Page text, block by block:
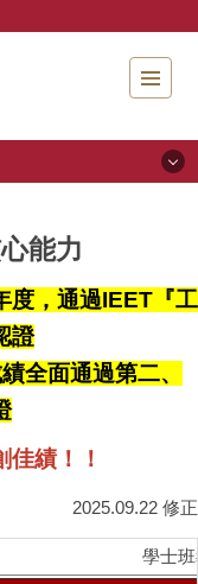
能力
度，通過IEET『工
證
全面通過第二、
績！！
2025.09.22 修正
學士